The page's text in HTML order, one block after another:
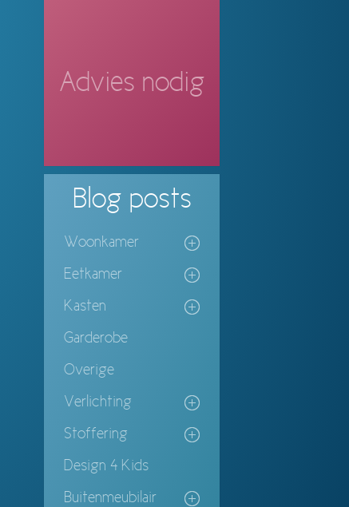
Advies nodig
Blog posts
Woonkamer
Eetkamer
Kasten
Garderobe
Overige
Verlichting
Stoffering
Design 4 Kids
Buitenmeubilair